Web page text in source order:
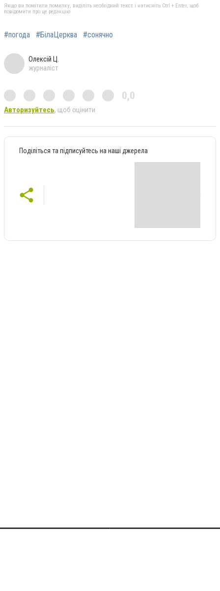
Якщо ви помітили помилку, виділіть необхідний текст і натисніть Ctrl + Enter, щоб
повідомити про це редакцію
#погода #БілаЦерква #сонячно
Олексій Ц.
журналіст
0,0
Авторизуйтесь, щоб оцінити
Поділіться та підписуйтесь на наші джерела